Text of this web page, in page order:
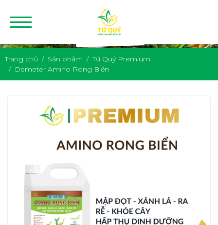
Trang chủ Sản phẩm
Tứ Quý Premium
Demeter Amino Rong Biển